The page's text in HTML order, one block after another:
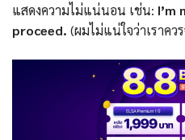
แสดงความไม่แน่นอน เช่น: I’m
proceed. (ผมไม่แน่ใจว่าเราคว